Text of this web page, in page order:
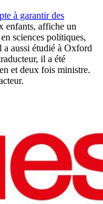
à garantir des
enfants, affiche un
sciences politiques,
aussi étudié à Oxford
il a été
et deux fois ministre.